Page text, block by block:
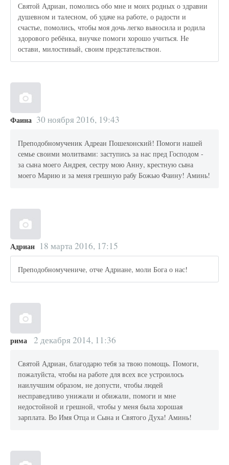
Святой Адриан, помолись обо мне и моих родных о здравии
душевном и талесном, об удаче на работе, о радости и
счастье, помолись, чтобы моя дочь легко выносила и родила
здорового ребёнка, внучке помоги хорошо учиться. Не
остави, милостивый, своим предстательствои.
Фаина 30 ноября 2016, 19:43
Преподобномученик Адреан Пошехонский! Помоги нашей
семье своими молитвами: заступись за нас пред Господом -
за сына моего Андрея, сестру мою Анну, крестную сына
моего Марию и за меня грешную рабу Божью Фаину! Аминь!
Адриан 18 марта 2016, 17:15
Преподобномучениче, отче Адриане, моли Бога о нас!
рима 2 декабря 2014, 11:36
Святой Адриан, благодарю тебя за твою помощь. Помоги,
пожалуйста, чтобы на работе для всех все устроилось
наилучшим образом, не допусти, чтобы людей
несправедливо унижали и обижали, помоги и мне
недостойной и грешной, чтобы у меня была хорошая
зарплата. Во Имя Отца и Сына и Святого Духа! Аминь!